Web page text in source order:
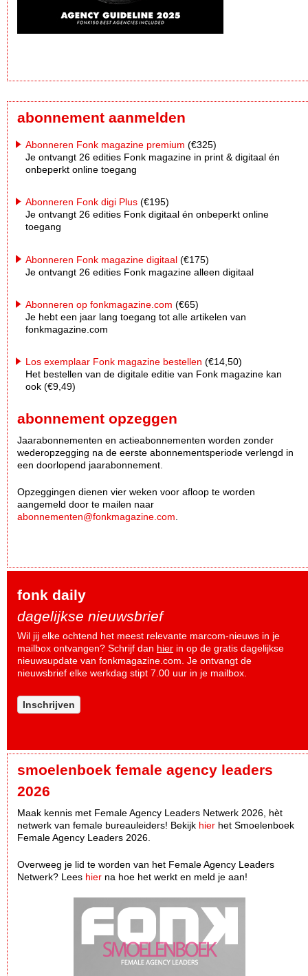
abonnement aanmelden
Abonneren Fonk magazine premium (€325)
Je ontvangt 26 edities Fonk magazine in print & digitaal én
onbeperkt online toegang
Abonneren Fonk digi Plus (€195)
Je ontvangt 26 edities Fonk digitaal én onbeperkt online
toegang
Abonneren Fonk magazine digitaal (€175)
Je ontvangt 26 edities Fonk magazine alleen digitaal
Abonneren op fonkmagazine.com (€65)
Je hebt een jaar lang toegang tot alle artikelen van
fonkmagazine.com
Los exemplaar Fonk magazine bestellen (€14,50)
Het bestellen van de digitale editie van Fonk magazine kan
ook (€9,49)
abonnement opzeggen
Jaarabonnementen en actieabonnementen worden zonder
wederopzegging na de eerste abonnementsperiode verlengd in
een doorlopend jaarabonnement.
Opzeggingen dienen vier weken voor afloop te worden
aangemeld door te mailen naar
abonnementen@fonkmagazine.com
fonk daily
dagelijkse nieuwsbrief
Wil jij elke ochtend het meest relevante marcom-nieuws in je
mailbox ontvangen? Schrijf dan hier in op de gratis dagelijkse
nieuwsupdate van fonkmagazine.com. Je ontvangt de
nieuwsbrief elke werkdag stipt 7.00 uur in je mailbox.
Inschrijven
smoelenboek female agency leaders
2026
Maak kennis met Female Agency Leaders Netwerk 2026, hèt
netwerk van female bureauleiders! Bekijk hier het Smoelenboek
Female Agency Leaders 2026.
Overweeg je lid te worden van het Female Agency Leaders
Netwerk? Lees hier na hoe het werkt en meld je aan!